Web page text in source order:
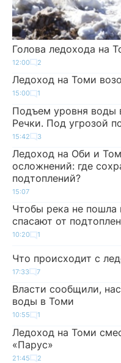
Голова ледохода на
12:00 2
Ледоход на Томи
15:00 1
Подъем уровня воды
Речки. Под угрозой
15:42 3
Ледоход на Оби и
осложнений: где
подтоплений?
15:07
Чтобы река не пошла
спасают от
10:20 1
Что происходит с
17:33 7
Власти сообщили,
воды в Томи
10:55 1
Ледоход на Томи
«Парус»
21:45 2